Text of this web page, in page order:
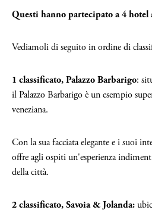
Questi hanno partecipato a 4 hotel
Vediamoli di seguito in ordine di
1 classificato, Palazzo Barbarigo:
il Palazzo Barbarigo è un esempio
veneziana.
Con la sua facciata elegante e i suoi
offre agli ospiti un'esperienza
della città.
2 classificato, Savoia & Jolanda: